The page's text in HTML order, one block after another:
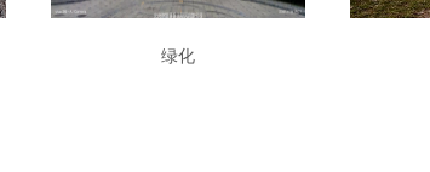
绿化